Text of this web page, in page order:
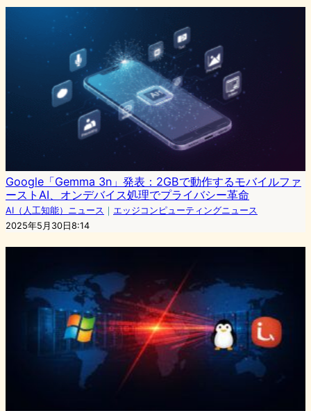
Google「Gemma 3n」発表：2GBで動作するモバイルファ
ーストAI、オンデバイス処理でプライバシー革命
AI（人工知能）ニュース ｜ エッジコンピューティングニュース
2025年5月30日8:14